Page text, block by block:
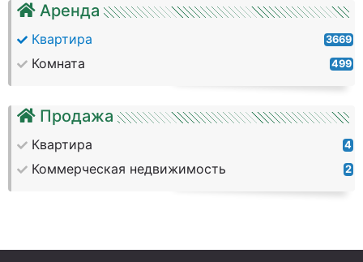
Аренда
Квартира 3669
Комната 499
Продажа
Квартира 4
Коммерческая недвижимость 2